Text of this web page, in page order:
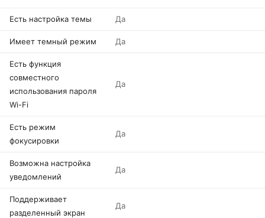
Есть настройка темы Да
Имеет темный режим Да
Есть функция
совместного
использования пароля
Wi-Fi
Да
Есть режим
фокусировки
Да
Возможна настройка
уведомлений
Да
Поддерживает
разделенный экран
Да